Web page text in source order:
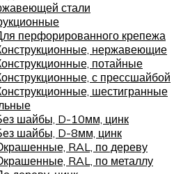
стали
перфорированного крепежа
нержавеющие
потайные
с прессшайбой
шестигранные
шайбы, D-10мм, цинк
шайбы, D-8мм, цинк
RAL, по дереву
RAL, по металлу